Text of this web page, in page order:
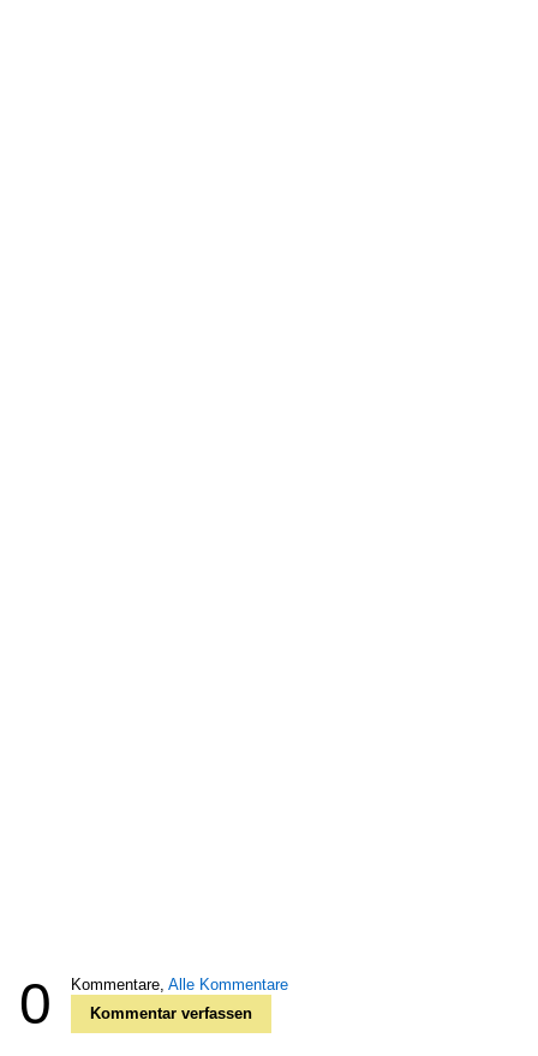
0 Kommentare, Alle Kommentare
Kommentar verfassen